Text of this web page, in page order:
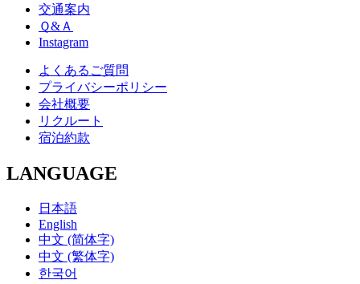
交通案内
Ｑ&Ａ
Instagram
よくあるご質問
プライバシーポリシー
会社概要
リクルート
宿泊約款
LANGUAGE
日本語
English
中文 (简体字)
中文 (繁体字)
한국어